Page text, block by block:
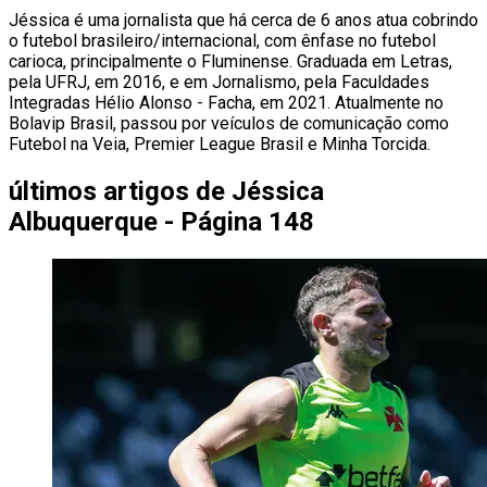
Jéssica é uma jornalista que há cerca de 6 anos atua cobrindo
o futebol brasileiro/internacional, com ênfase no futebol
carioca, principalmente o Fluminense. Graduada em Letras,
pela UFRJ, em 2016, e em Jornalismo, pela Faculdades
Integradas Hélio Alonso - Facha, em 2021. Atualmente no
Bolavip Brasil, passou por veículos de comunicação como
Futebol na Veia, Premier League Brasil e Minha Torcida.
últimos artigos de Jéssica
Albuquerque - Página 148